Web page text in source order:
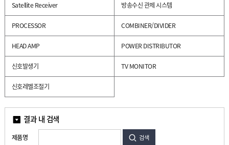
Satellite Receiver 방송수신 관제 시스템
PROCESSOR COMBINER/DIVIDER
HEAD AMP POWER DISTRIBUTOR
신호발생기 TV MONITOR
신호레벨조절기
결과 내 검색
제품명 검색
N
B
성
수
신
기
세
트
청
용
방
송
장
비
계
측
기
위
성
수
신
기
파
주
변
자